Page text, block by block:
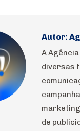
Autor:
A
diversas
de